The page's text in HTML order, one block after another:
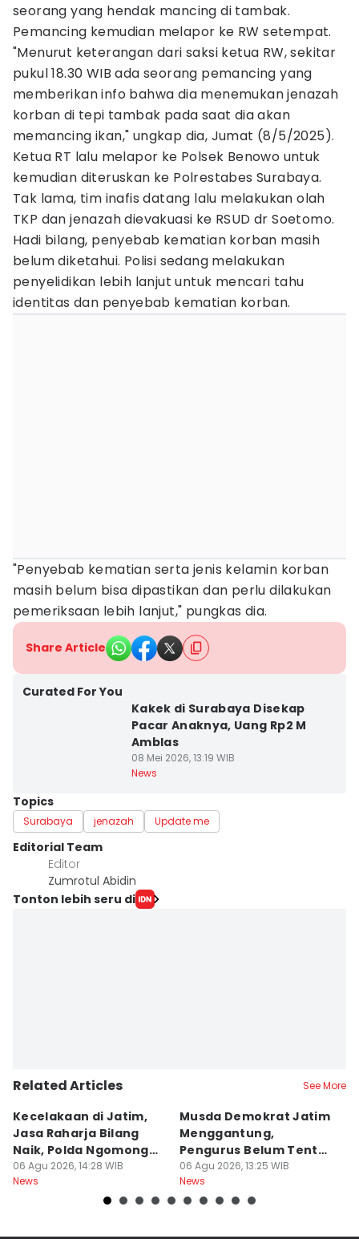
seorang yang hendak mancing di tambak.
Pemancing kemudian melapor ke RW setempat.
"Menurut keterangan dari saksi ketua RW, sekitar
pukul 18.30 WIB ada seorang pemancing yang
memberikan info bahwa dia menemukan jenazah
korban di tepi tambak pada saat dia akan
memancing ikan," ungkap dia, Jumat (8/5/2025).
Ketua RT lalu melapor ke Polsek Benowo untuk
kemudian diteruskan ke Polrestabes Surabaya.
Tak lama, tim inafis datang lalu melakukan olah
TKP dan jenazah dievakuasi ke RSUD dr Soetomo.
Hadi bilang, penyebab kematian korban masih
belum diketahui. Polisi sedang melakukan
penyelidikan lebih lanjut untuk mencari tahu
identitas dan penyebab kematian korban.
"Penyebab kematian serta jenis kelamin korban
masih belum bisa dipastikan dan perlu dilakukan
pemeriksaan lebih lanjut," pungkas dia.
Share Article
Curated For You
Kakek di Surabaya Disekap
Pacar Anaknya, Uang Rp2 M
Amblas
08 Mei 2026, 13:19 WIB
News
Topics
Surabaya jenazah Update me
Editorial Team
Editor
Zumrotul Abidin
Tonton lebih seru di
Related Articles See More
Kecelakaan di Jatim,
Jasa Raharja Bilang
Naik, Polda Ngomong
Turun
06 Agu 2026, 14:28 WIB
News
Musda Demokrat Jatim
Menggantung,
Pengurus Belum Tentu
Aman
06 Agu 2026, 13:25 WIB
News